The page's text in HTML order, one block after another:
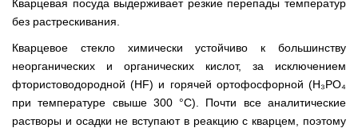
Кварцевая посуда выдерживает резкие перепады температур
без растрескивания.
Кварцевое стекло химически устойчиво к большинству
неорганических и органических кислот, за исключением
фтористоводородной (HF) и горячей ортофосфорной (H₃PO₄
при температуре свыше 300 °С). Почти все аналитические
растворы и осадки не вступают в реакцию с кварцем, поэтому